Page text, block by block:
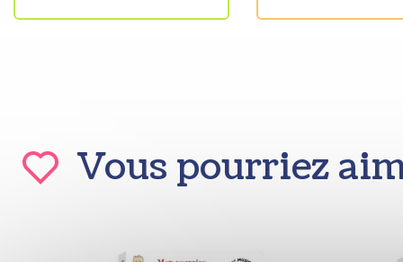
Vous pourriez